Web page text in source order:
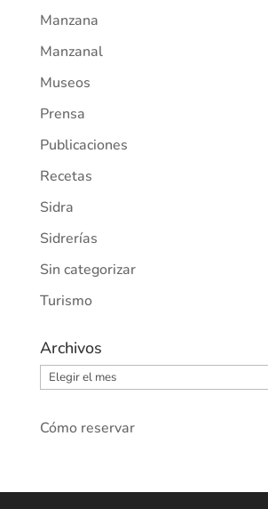
Manzana
Manzanal
Museos
Prensa
Publicaciones
Recetas
Sidra
Sidrerías
Sin categorizar
Turismo
Archivos
Archivos
Cómo reservar